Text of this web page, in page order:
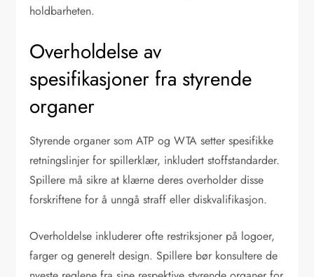
holdbarheten.
Overholdelse av
spesifikasjoner fra styrende
organer
Styrende organer som ATP og WTA setter spesifikke
retningslinjer for spillerklær, inkludert stoffstandarder.
Spillere må sikre at klærne deres overholder disse
forskriftene for å unngå straff eller diskvalifikasjon.
Overholdelse inkluderer ofte restriksjoner på logoer,
farger og generelt design. Spillere bør konsultere de